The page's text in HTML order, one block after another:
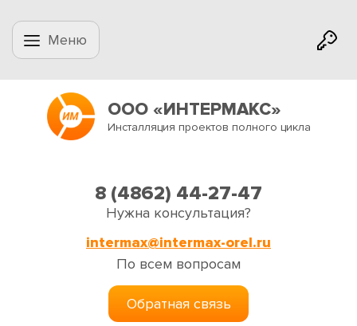
Меню
ООО «ИНТЕРМАКС»
Инсталляция проектов полного цикла
8 (4862) 44-27-47
Нужна консультация?
intermax@intermax-orel.ru
По всем вопросам
Обратная связь